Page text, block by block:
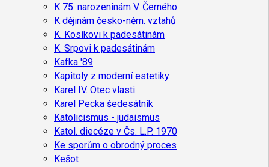
K 75. narozeninám V. Černého
K dějinám česko-něm. vztahů
K. Kosíkovi k padesátinám
K. Srpovi k padesátinám
Kafka '89
Kapitoly z moderní estetiky
Karel IV. Otec vlasti
Karel Pecka šedesátník
Katolicismus - judaismus
Katol. diecéze v Čs. L.P. 1970
Ke sporům o obrodný proces
Kešot